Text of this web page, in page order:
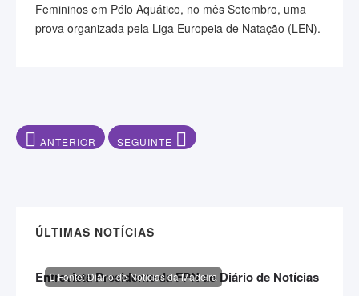
Femininos em Pólo Aquático, no mês Setembro, uma
prova organizada pela Liga Europeia de Natação (LEN).
ARTIGO ANTERIOR: NATAÇÃO "ABRE PORTAS" AO
ANTERIOR ARTIGO SEGUINTE: É NESTES EVENTOS
SEGUINTE
ÚLTIMAS NOTÍCIAS
Fonte: Diário de Notícias da Madeira
Entrevista Presidente da FPN ao Diário de Notícias